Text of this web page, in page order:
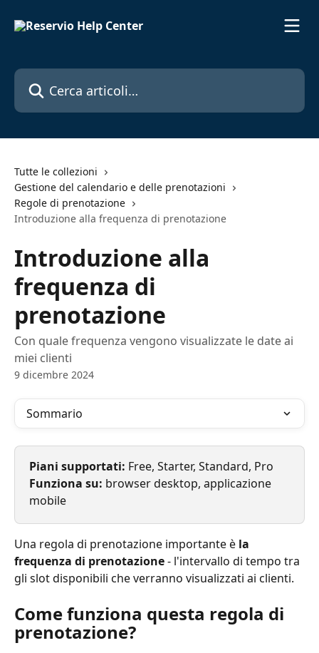
Cerca articoli…
Tutte le collezioni
Gestione del calendario e delle prenotazioni
Regole di prenotazione
Introduzione alla frequenza di prenotazione
Introduzione alla
frequenza di
prenotazione
Con quale frequenza vengono visualizzate le date ai
miei clienti
9 dicembre 2024
Sommario
Piani supportati: Free, Starter, Standard, Pro
Funziona su: browser desktop, applicazione
mobile
Una regola di prenotazione importante è la
frequenza di prenotazione - l'intervallo di tempo tra
gli slot disponibili che verranno visualizzati ai clienti.
Come funziona questa regola di
prenotazione?